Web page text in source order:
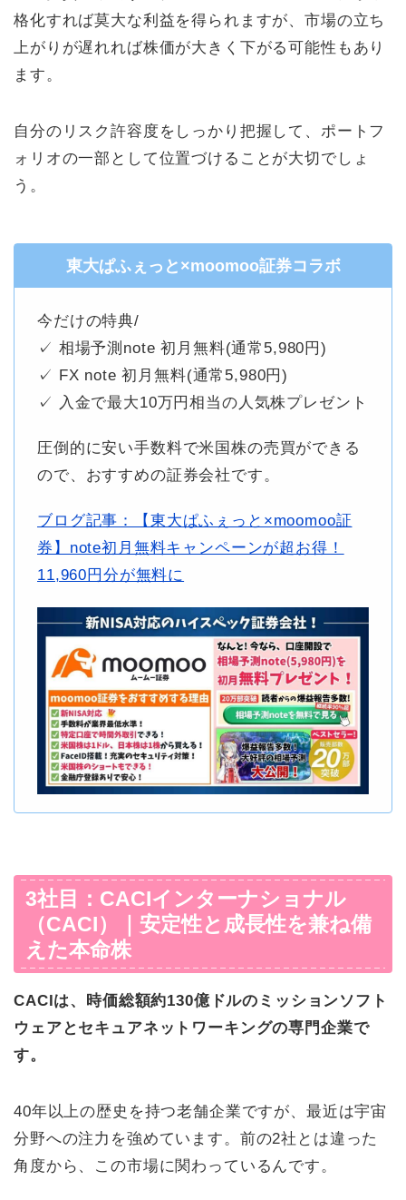
格化すれば莫大な利益を得られますが、市場の立ち
上がりが遅れれば株価が大きく下がる可能性もあり
ます。
自分のリスク許容度をしっかり把握して、ポートフ
ォリオの一部として位置づけることが大切でしょ
う。
東大ぱふぇっと×moomoo証券コラボ
今だけの特典/
✓ 相場予測note 初月無料(通常5,980円)
✓ FX note 初月無料(通常5,980円)
✓ 入金で最大10万円相当の人気株プレゼント
圧倒的に安い手数料で米国株の売買ができる
ので、おすすめの証券会社です。
ブログ記事：【東大ぱふぇっと×moomoo証
券】note初月無料キャンペーンが超お得！
11,960円分が無料に
3社目：CACIインターナショナル
（CACI）｜安定性と成長性を兼ね備
えた本命株
CACIは、時価総額約130億ドルのミッションソフト
ウェアとセキュアネットワーキングの専門企業で
す。
40年以上の歴史を持つ老舗企業ですが、最近は宇宙
分野への注力を強めています。前の2社とは違った
角度から、この市場に関わっているんです。